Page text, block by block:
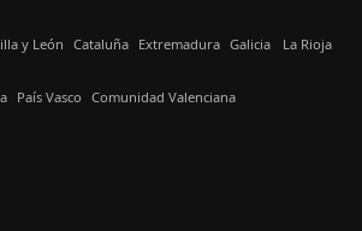
y León Cataluña Extremadura Galicia La Rioja
País Vasco Comunidad Valenciana